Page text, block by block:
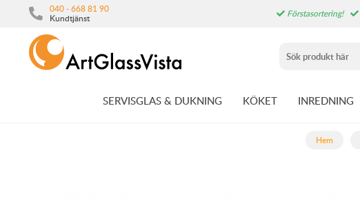
040 - 668 81 90
Kundtjänst
Förstasortering!
SERVISGLAS & DUKNING KÖKET INREDNING
Hem